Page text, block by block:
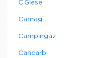
C.Giese
Camag
Campingaz
Cancarb